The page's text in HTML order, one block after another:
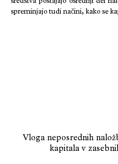
sredstva postajajo osrednji del
spreminjajo tudi načini, kako se
Vloga neposrednih
kapitala v